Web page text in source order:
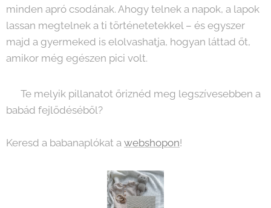
minden apró csodának. Ahogy telnek a napok, a lapok
lassan megtelnek a ti történetetekkel – és egyszer
majd a gyermeked is elolvashatja, hogyan láttad őt,
amikor még egészen pici volt.
✨ Te melyik pillanatot őriznéd meg legszívesebben a
babád fejlődéséből? ✨
Keresd a babanaplókat a webshopon!